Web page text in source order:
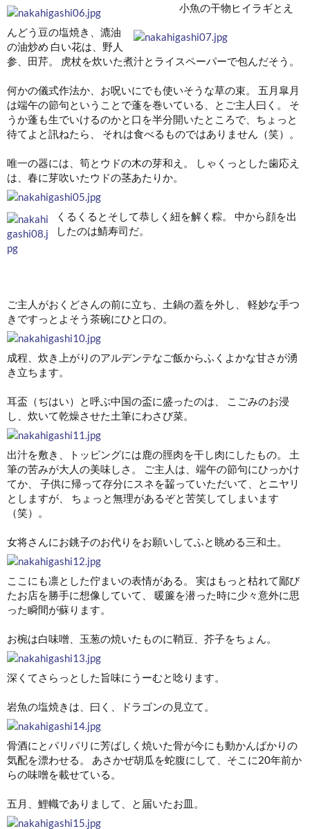
小魚の干物ヒイラギとえ
んどう豆の塩焼き、漉油
の油炒め 白い花は、野人
参、田芹。 虎杖を炊いた煮汁とライスペーパーで包んだそう。
何かの儀式作法か、お呪いにでも使いそうな草の束。 五月皐月
は端午の節句ということで蓬を巻いている、とご主人曰く。 そ
うか蓬も生でいけるのかと口を半分開いたところで、ちょっと
待てよと訊ねたら、 それは食べるものではありません（笑）。
唯一の器には、筍とウドの木の芽和え。 しゃくっとした歯応え
は、春に芽吹いたウドの茎あたりか。
くるくるとそして恭しく紐を解く粽。 中から顔を出
したのは鯖寿司だ。
ご主人がおくどさんの前に立ち、土鍋の蓋を外し、 軽妙な手つ
きですっとよそう茶碗にひと口の。
成程、炊き上がりのアルデンテなご飯からふくよかな甘さが湧
き立ちます。
耳盃（ぢはい）と呼ぶ中国の盃に盛ったのは、 こごみのお浸
し、炊いて乾燥させた土筆にわさび菜。
出汁を敷き、トッピングには鹿の脛肉を干し肉にしたもの。 土
筆の苦みが大人の美味しさ。 ご主人は、端午の節句にひっかけ
てか、 子供に帰って存分にスネを齧っていただいて、とニヤリ
としますが、 ちょっと無理があるぞと苦笑してしまいます
（笑）。
女将さんにお銚子のお代りをお願いしてふと眺める三和土。
ここにも凛とした佇まいの表情がある。 実はもっと枯れて鄙び
たお店を勝手に想像していて、 暖簾を潜った時に少々意外に思
った瞬間が蘇ります。
お椀は白味噌、玉葱の焼いたものに鞘豆、芥子をちょん。
深くてさらっとした旨味にうーむと唸ります。
岩魚の塩焼きは、曰く、ドラゴンの見立て。
骨酒にとパリパリに芳ばしく焼いた骨が今にも動かんばかりの
気配を漂わせる。 あさかぜ胡瓜を蛇腹にして、そこに20年前か
らの味噌を載せている。
五月、鯉幟でありまして、と届いたお皿。